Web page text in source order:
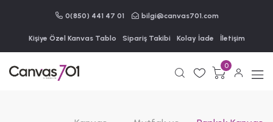
0(850) 441 47 01 bilgi@canvas701.com
Kişiye Özel Kanvas Tablo Sipariş Takibi Kolay İade İletişim
0